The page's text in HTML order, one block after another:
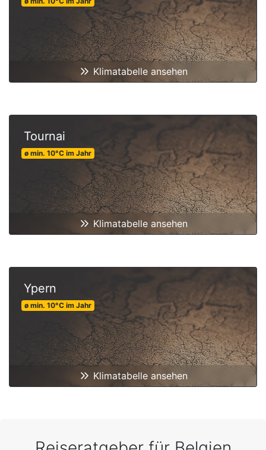
Klimatabelle ansehen
Tournai
ø min. 10°C im Jahr
Klimatabelle ansehen
Ypern
ø min. 10°C im Jahr
Klimatabelle ansehen